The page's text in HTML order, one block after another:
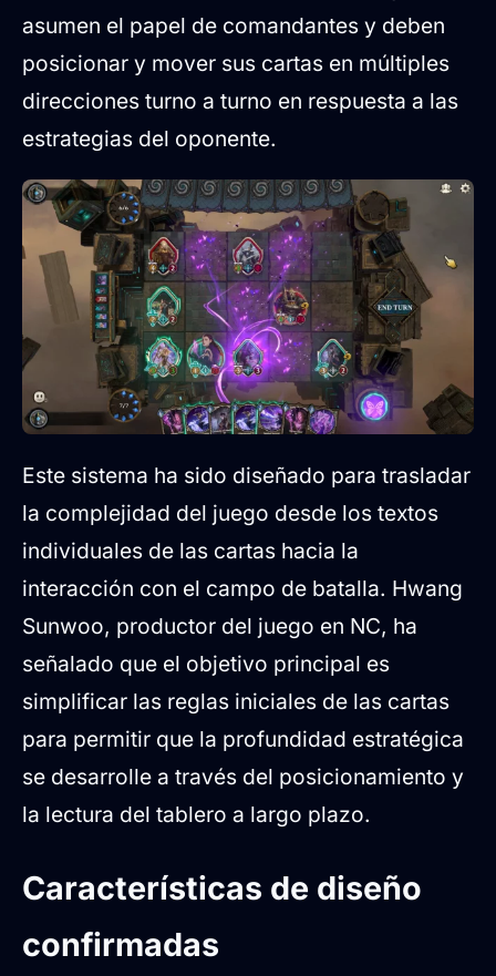
asumen el papel de comandantes y deben
posicionar y mover sus cartas en múltiples
direcciones turno a turno en respuesta a las
estrategias del oponente.
Este sistema ha sido diseñado para trasladar
la complejidad del juego desde los textos
individuales de las cartas hacia la
interacción con el campo de batalla. Hwang
Sunwoo, productor del juego en NC, ha
señalado que el objetivo principal es
simplificar las reglas iniciales de las cartas
para permitir que la profundidad estratégica
se desarrolle a través del posicionamiento y
la lectura del tablero a largo plazo.
Características de diseño
confirmadas